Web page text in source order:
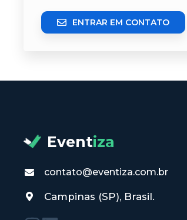
ENTRAR EM CONTATO
Eventiza
contato@eventiza.com.br
Campinas (SP), Brasil.